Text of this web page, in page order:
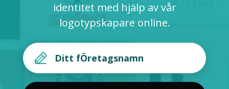
LOGGA IN
identitet med hjälp av vår
logotypskapare online.